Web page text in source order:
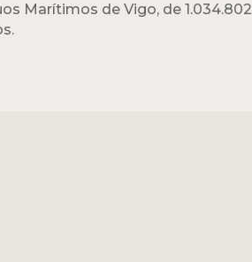
Marítimos de Vigo, de 1.034.802